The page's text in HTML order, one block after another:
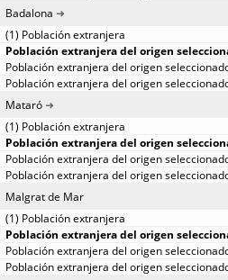
Badalona
Mataró
Malgrat de Mar